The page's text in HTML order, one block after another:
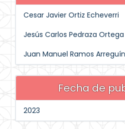
Cesar Javier Ortiz Echeverri
Jesús Carlos Pedraza Ortega
Juan Manuel Ramos Arreguín
Fecha de
2023